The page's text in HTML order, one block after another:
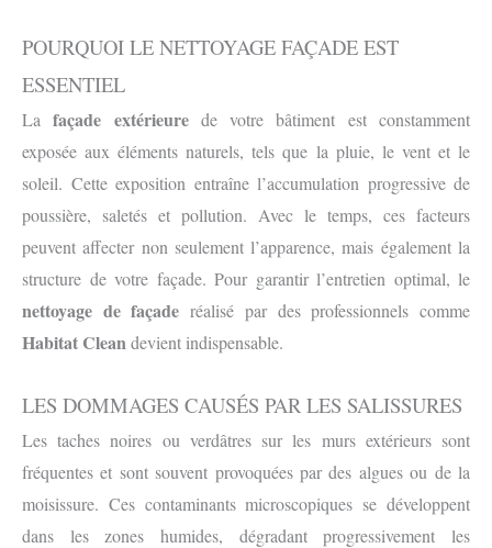
POURQUOI LE NETTOYAGE FAÇADE EST
ESSENTIEL
Lafaçade extérieurede votre bâtiment est constamment
exposée aux éléments naturels, tels que la pluie, le vent et le
soleil. Cette exposition entraîne l’accumulation progressive de
poussière, saletés et pollution. Avec le temps, ces facteurs
peuvent affecter non seulement l’apparence, mais également la
structure de votre façade. Pour garantir l’entretien optimal, le
nettoyage de façade réalisé par des professionnels comme
Habitat Cleandevient indispensable.
LES DOMMAGES CAUSÉS PAR LES SALISSURES
Les taches noires ou verdâtres sur les murs extérieurs sont
fréquentes et sont souvent provoquées par des algues ou de la
moisissure. Ces contaminants microscopiques se développent
dans les zones humides, dégradant progressivement les